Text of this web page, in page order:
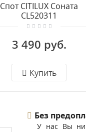
Спот CITILUX Соната
CL520311
3 490 руб.
Купить
Без
У нас Вы ни